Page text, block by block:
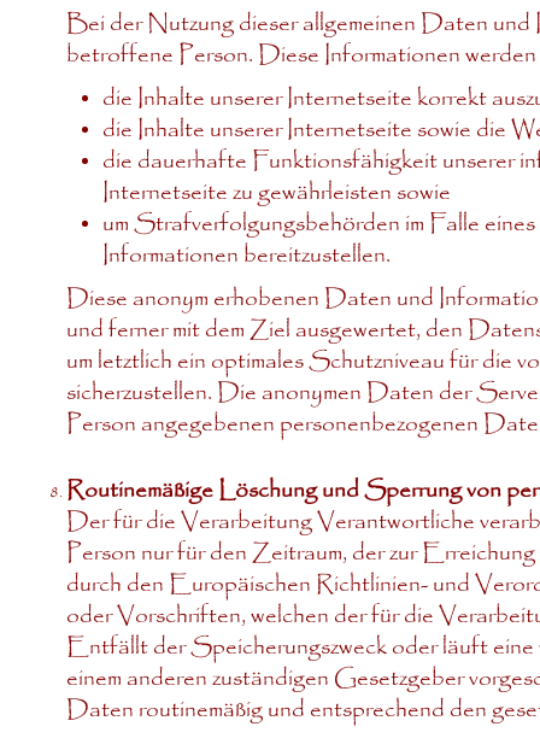
Bei der Nutzung dieser allgemeinen Daten
betroffene Person. Diese Informationen werden
die Inhalte unserer Internetseite korrekt
die Inhalte unserer Internetseite sowie die
die dauerhafte Funktionsfähigkeit unserer
Internetseite zu gewährleisten sowie
um Strafverfolgungsbehörden im Falle
Informationen bereitzustellen.
Diese anonym erhobenen Daten und
und ferner mit dem Ziel ausgewertet, den
um letztlich ein optimales Schutzniveau für die
sicherzustellen. Die anonymen Daten der
Person angegebenen personenbezogenen
Routinemäßige Löschung und Sperrung von
Der für die Verarbeitung Verantwortliche
Person nur für den Zeitraum, der zur
durch den Europäischen Richtlinien- und
oder Vorschriften, welchen der für die
Entfällt der Speicherungszweck oder läuft
einem anderen zuständigen Gesetzgeber
Daten routinemäßig und entsprechend den